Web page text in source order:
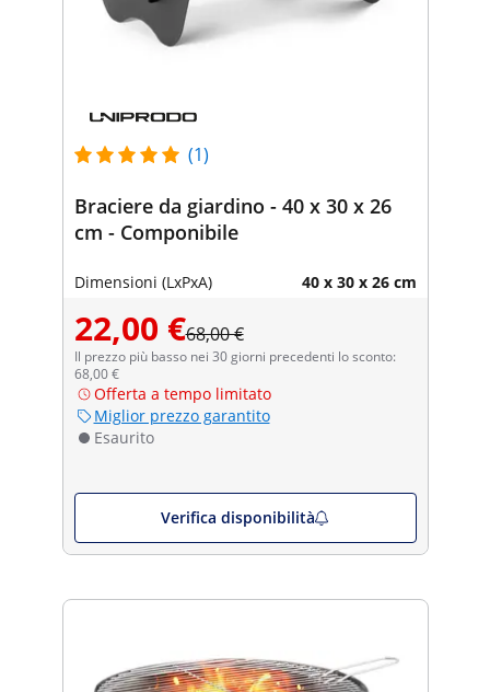
(1)
Braciere da giardino - 40 x 30 x 26
cm - Componibile
Dimensioni (LxPxA) 40 x 30 x 26 cm
22,00 €68,00 €
Il prezzo più basso nei 30 giorni precedenti lo sconto:
68,00 €
Offerta a tempo limitato
Miglior prezzo garantito
Esaurito
Verifica disponibilità